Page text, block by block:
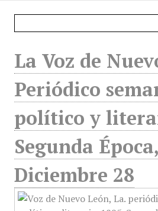
La Voz de
Periódico
político y
Segunda
Diciembre 28